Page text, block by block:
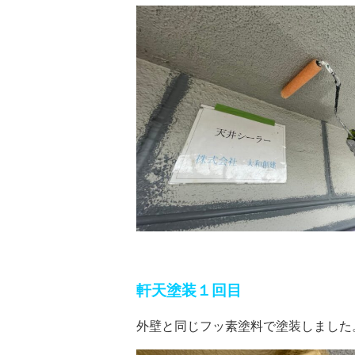
軒天塗装１回目
外壁と同じフッ素塗料で塗装しました